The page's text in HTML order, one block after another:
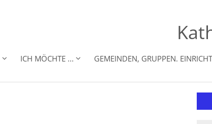
ICH MÖCHTE ... GEMEINDEN, GRUPPEN.